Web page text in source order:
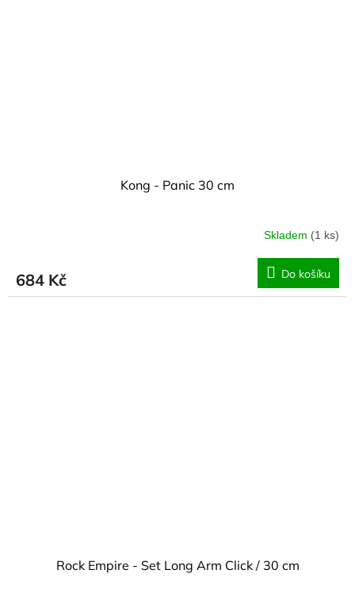
Kong - Panic 30 cm
Skladem (1 ks)
684 Kč Do košíku
Rock Empire - Set Long Arm Click / 30 cm